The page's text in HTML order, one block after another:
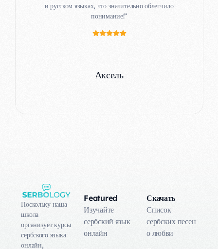
и русском языках, что значительно облегчило
понимание!”
Аксель
“Упор на общение с первого дня помог мне
окончательно развить навыки повседневного общения
Поскольку наша
школа
организует курсы
сербского языка
онлайн,
Featured
Изучайте
сербский язык
онлайн
Скачать
Список
сербских песен
о любви